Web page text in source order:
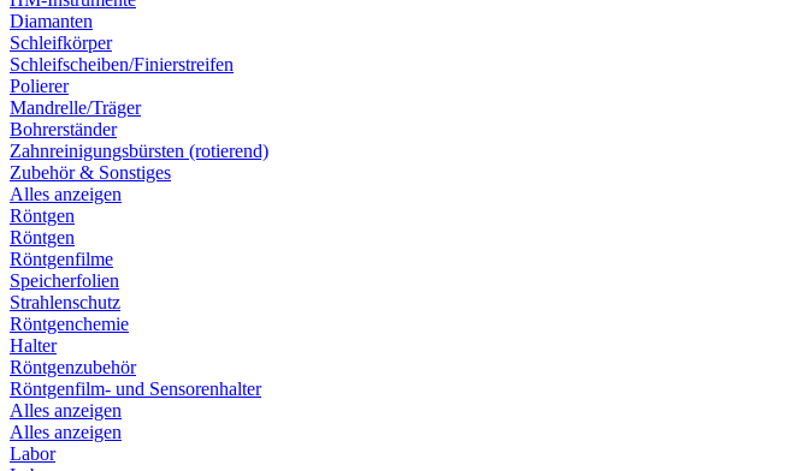
Diamanten
Schleifkörper
Schleifscheiben/Finierstreifen
Polierer
Mandrelle/Träger
Bohrerständer
Zahnreinigungsbürsten (rotierend)
Zubehör & Sonstiges
Alles anzeigen
Röntgen
Röntgen
Röntgenfilme
Speicherfolien
Strahlenschutz
Röntgenchemie
Halter
Röntgenzubehör
Röntgenfilm- und Sensorenhalter
Alles anzeigen
Alles anzeigen
Labor